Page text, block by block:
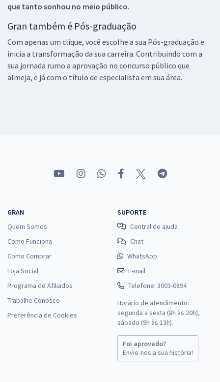
que tanto sonhou no meio público.
Gran também é Pós-graduação
Com apenas um clique, você escolhe a sua Pós-graduação e
inicia a transformação da sua carreira. Contribuindo com a
sua jornada rumo a aprovação no concurso público que
almeja, e já com o título de especialista em sua área.
GRAN
Quem Somos
Como Funciona
Como Comprar
Loja Social
Programa de Afiliados
Trabalhe Conosco
Preferência de Cookies
SUPORTE
Central de ajuda
Chat
WhatsApp
E-mail
Telefone: 3003-0894
Horário de atendimento:
segunda a sexta (8h às 20h),
sábado (9h às 13h).
Foi aprovado?
Envie-nos a sua história!